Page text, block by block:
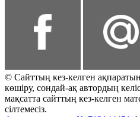
© Сайттың кез-келген
көшіру, сондай-ақ автордың
мақсатта сайттың кез-келген
сілтемесіз.